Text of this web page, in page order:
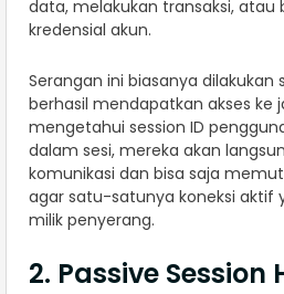
data, melakukan transaksi, atau
kredensial akun.
Serangan ini biasanya dilakukan
berhasil mendapatkan akses ke
mengetahui session ID
dalam sesi, mereka akan
komunikasi dan bisa saja
agar satu-satunya koneksi aktif
milik penyerang.
2. Passive Session